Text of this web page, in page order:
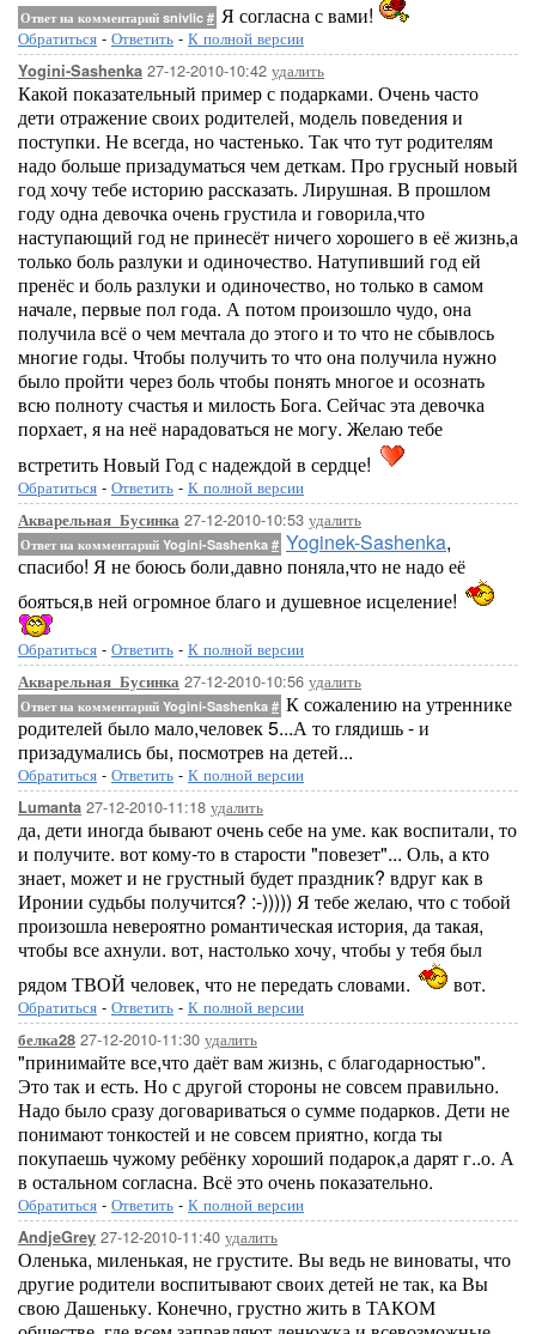
Ответ на комментарий snivlic # Я согласна с вами!
Обратиться - Ответить - К полной версии
Yogini-Sashenka 27-12-2010-10:42 удалить
Какой показательный пример с подарками. Очень часто
дети отражение своих родителей, модель поведения и
поступки. Не всегда, но частенько. Так что тут родителям
надо больше призадуматься чем деткам. Про грусный новый
год хочу тебе историю рассказать. Лирушная. В прошлом
году одна девочка очень грустила и говорила,что
наступающий год не принесёт ничего хорошего в её жизнь,а
только боль разлуки и одиночество. Натупивший год ей
пренёс и боль разлуки и одиночество, но только в самом
начале, первые пол года. А потом произошло чудо, она
получила всё о чем мечтала до этого и то что не сбывлось
многие годы. Чтобы получить то что она получила нужно
было пройти через боль чтобы понять многое и осознать
всю полноту счастья и милость Бога. Сейчас эта девочка
порхает, я на неё нарадоваться не могу. Желаю тебе
встретить Новый Год с надеждой в сердце!
Обратиться - Ответить - К полной версии
Акварельная_Бусинка 27-12-2010-10:53 удалить
Ответ на комментарий Yogini-Sashenka # Yoginek-Sashenka,
спасибо! Я не боюсь боли,давно поняла,что не надо её
бояться,в ней огромное благо и душевное исцеление!
Обратиться - Ответить - К полной версии
Акварельная_Бусинка 27-12-2010-10:56 удалить
Ответ на комментарий Yogini-Sashenka # К сожалению на утреннике
родителей было мало,человек 5...А то глядишь - и
призадумались бы, посмотрев на детей...
Обратиться - Ответить - К полной версии
Lumanta 27-12-2010-11:18 удалить
да, дети иногда бывают очень себе на уме. как воспитали, то
и получите. вот кому-то в старости "повезет"... Оль, а кто
знает, может и не грустный будет праздник? вдруг как в
Иронии судьбы получится? :-))))) Я тебе желаю, что с тобой
произошла невероятно романтическая история, да такая,
чтобы все ахнули. вот, настолько хочу, чтобы у тебя был
рядом ТВОЙ человек, что не передать словами.
вот.
Обратиться - Ответить - К полной версии
белка28 27-12-2010-11:30 удалить
"принимайте все,что даёт вам жизнь, с благодарностью".
Это так и есть. Но с другой стороны не совсем правильно.
Надо было сразу договариваться о сумме подарков. Дети не
понимают тонкостей и не совсем приятно, когда ты
покупаешь чужому ребёнку хороший подарок,а дарят г..о. А
в остальном согласна. Всё это очень показательно.
Обратиться - Ответить - К полной версии
AndjeGrey 27-12-2010-11:40 удалить
Оленька, миленькая, не грустите. Вы ведь не виноваты, что
другие родители воспитывают своих детей не так, ка Вы
свою Дашеньку. Конечно, грустно жить в ТАКОМ